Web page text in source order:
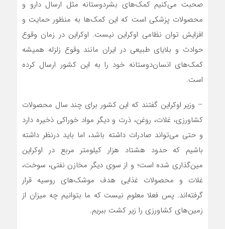
صحبت می‌کنیم کمک‌های بشردوستانه مثل ارسال دارو و
محصولات پزشکی است که این کمک‌ها به منظور حمایت و
افزایش توان نظامی اوکراین نیست. اوکراین در زمان وقوع
حوادث و بلایای طبیعی در ایران مانند وقوع زلزله همیشه
کمک‌های انسان‌دوستانه خود را به این کشور ارسال کرده
است.
– وزیر اوکراین گفتند که این کشور برای چند سال محصولات
کشاورزی، غلات، روغن، ذرت و دیگر مواد خوراکی ذخیره دارد
و حتی می‌تواند صادرات داشته باشد، اما باید درنظر داشته
باشیم که حدود هشتاد هزار کیلومتر مربع در اوکراین
مین‌گذاری شده است؛ و از سوی دیگر مخازن نفتی، سوخت،
غلات و محصولات غذایی هدف موشک‌های روسیه قرار
گرفته‌اند. پس فعلا معلوم نیست که ما بتوانیم چه میزان از
زمین‌های کشاورزی را زیر کشت ببریم.